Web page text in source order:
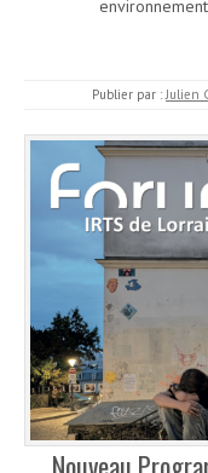
Publier par :Julien